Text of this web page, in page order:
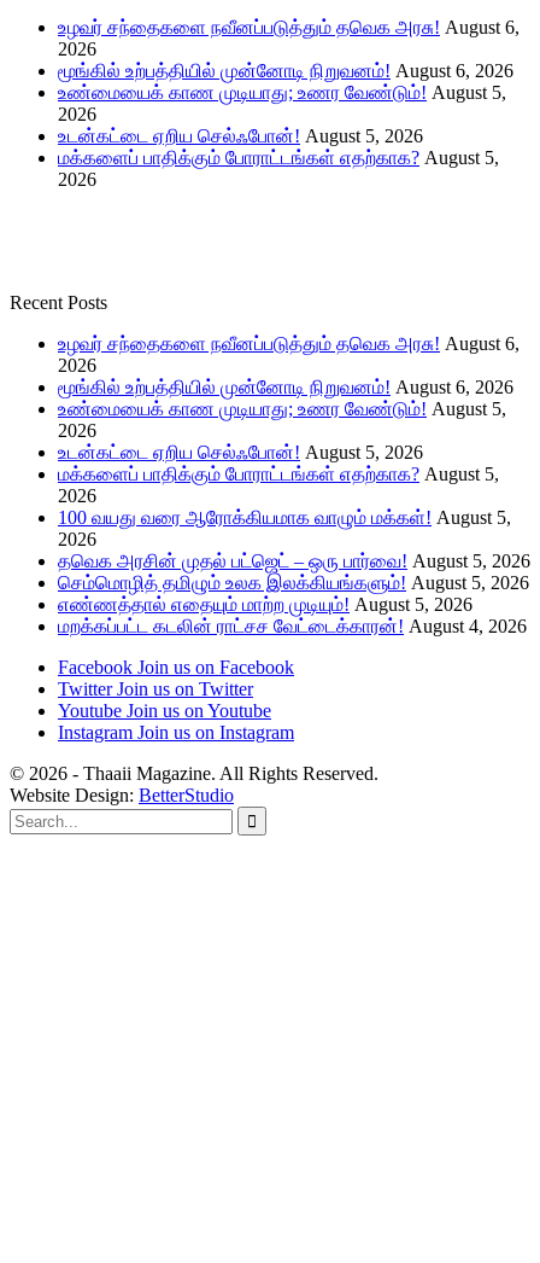
உழவர் சந்தைகளை நவீனப்படுத்தும் தவெக அரசு! August 6,
2026
மூங்கில் உற்பத்தியில் முன்னோடி நிறுவனம்! August 6, 2026
உண்மையைக் காண முடியாது; உணர வேண்டும்! August 5,
2026
உடன்கட்டை ஏறிய செல்ஃபோன்! August 5, 2026
மக்களைப் பாதிக்கும் போராட்டங்கள் எதற்காக? August 5,
2026
Recent Posts
உழவர் சந்தைகளை நவீனப்படுத்தும் தவெக அரசு! August 6,
2026
மூங்கில் உற்பத்தியில் முன்னோடி நிறுவனம்! August 6, 2026
உண்மையைக் காண முடியாது; உணர வேண்டும்! August 5,
2026
உடன்கட்டை ஏறிய செல்ஃபோன்! August 5, 2026
மக்களைப் பாதிக்கும் போராட்டங்கள் எதற்காக? August 5,
2026
100 வயது வரை ஆரோக்கியமாக வாழும் மக்கள்! August 5,
2026
தவெக அரசின் முதல் பட்ஜெட் – ஒரு பார்வை! August 5, 2026
செம்மொழித் தமிழும் உலக இலக்கியங்களும்! August 5, 2026
எண்ணத்தால் எதையும் மாற்ற முடியும்! August 5, 2026
மறக்கப்பட்ட கடலின் ராட்சச வேட்டைக்காரன்! August 4, 2026
Facebook Join us on Facebook
Twitter Join us on Twitter
Youtube Join us on Youtube
Instagram Join us on Instagram
© 2026 - Thaaii Magazine. All Rights Reserved.
Website Design: BetterStudio